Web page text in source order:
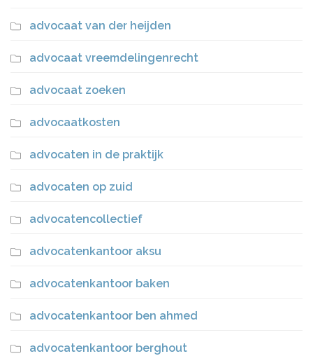
advocaat van der heijden
advocaat vreemdelingenrecht
advocaat zoeken
advocaatkosten
advocaten in de praktijk
advocaten op zuid
advocatencollectief
advocatenkantoor aksu
advocatenkantoor baken
advocatenkantoor ben ahmed
advocatenkantoor berghout